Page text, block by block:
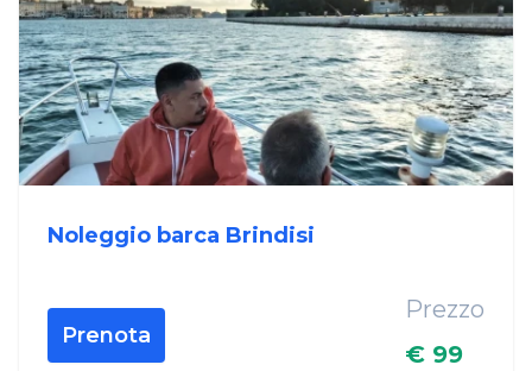
Noleggio barca Brindisi
Prenota
Prezzo
€ 99